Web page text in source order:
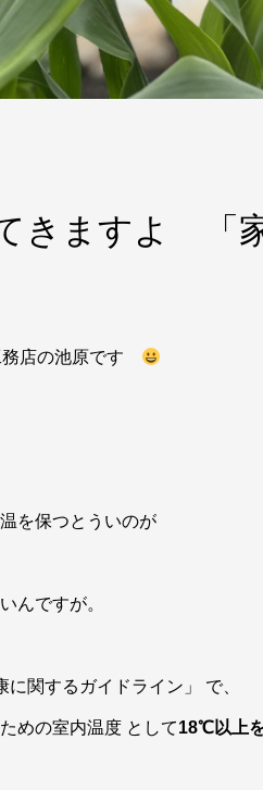
きますよ 「
務店の池原です
を保つとういのが
んですが。
関するガイドライン」 で、
めの室内温度 として18℃以上